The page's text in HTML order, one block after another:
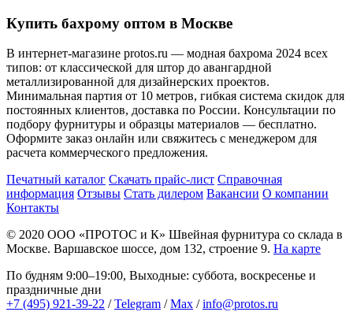
Купить бахрому оптом в Москве
В интернет-магазине protos.ru — модная бахрома 2024 всех
типов: от классической для штор до авангардной
металлизированной для дизайнерских проектов.
Минимальная партия от 10 метров, гибкая система скидок для
постоянных клиентов, доставка по России. Консультации по
подбору фурнитуры и образцы материалов — бесплатно.
Оформите заказ онлайн или свяжитесь с менеджером для
расчета коммерческого предложения.
Печатный каталог Скачать прайс-лист Справочная
информация Отзывы Стать дилером Вакансии О компании
Контакты
© 2020 ООО «ПРОТОС и К» Швейная фурнитура со склада в
Москве. Варшавское шоссе, дом 132, строение 9. На карте
По будням 9:00–19:00, Выходные: суббота, воскресенье и
праздничные дни
+7 (495) 921-39-22 /Telegram /Max /info@protos.ru